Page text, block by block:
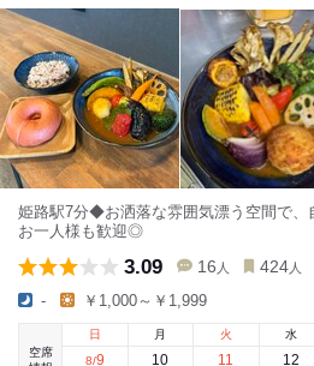
姫路駅7分◆お洒落な雰囲気漂う空間で、
お一人様も歓迎◎
3.09 16 人 424 人
- ￥1,000～￥1,999
空席
日
8/9
月
10
火
11
水
12